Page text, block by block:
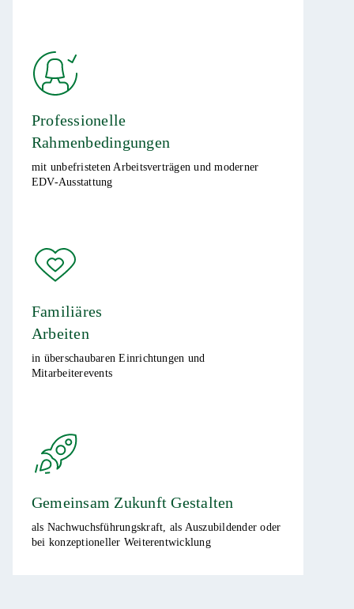
Professionelle
Rahmenbedingungen
mit unbefristeten Arbeitsverträgen und moderner
EDV-Ausstattung ​
Familiäres
Arbeiten
in überschaubaren Einrichtungen und
Mitarbeiterevents​
Gemeinsam Zukunft Gestalten
als Nachwuchsführungskraft, als Auszubildender oder
bei konzeptioneller Weiterentwicklung​